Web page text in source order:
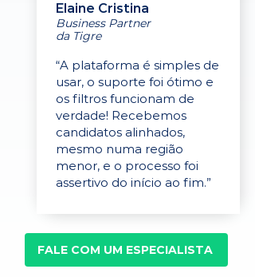
Elaine Cristina
Business Partner
da Tigre
“A plataforma é simples de
usar, o suporte foi ótimo e
os filtros funcionam de
verdade! Recebemos
candidatos alinhados,
mesmo numa região
menor, e o processo foi
assertivo do início ao fim.”
FALE COM UM ESPECIALISTA